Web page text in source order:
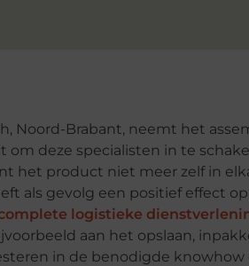
Noord-Brabant, neemt het
om deze specialisten in te
het product niet meer zelf in
als gevolg een positief effect
logistieke
aan het opslaan,
in de benodigde knowhow